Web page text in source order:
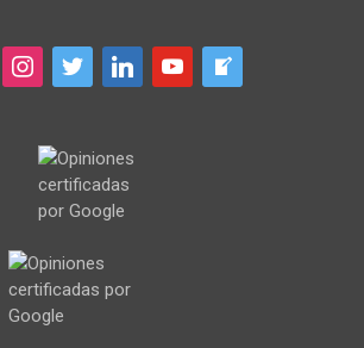
instagram
twitter linkedin youtube welcome-
write-